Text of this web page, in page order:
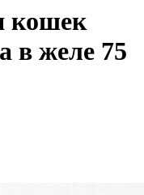
кошек
в желе 75